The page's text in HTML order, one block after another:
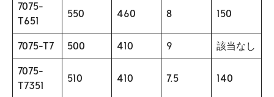
7075-
T651
550 460 8 150
7075-T7 500 410 9 該当なし
7075-
T7351
510 410 7.5 140